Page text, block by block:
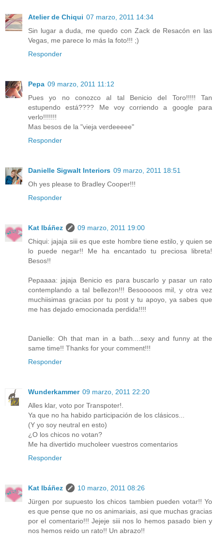
Atelier de Chiqui 07 marzo, 2011 14:34
Sin lugar a duda, me quedo con Zack de Resacón en las
Vegas, me parece lo más la foto!!! ;)
Responder
Pepa 09 marzo, 2011 11:12
Pues yo no conozco al tal Benicio del Toro!!!!! Tan
estupendo está???? Me voy corriendo a google para
verlo!!!!!!!
Mas besos de la "vieja verdeeeee"
Responder
Danielle Sigwalt Interiors 09 marzo, 2011 18:51
Oh yes please to Bradley Cooper!!!
Responder
Kat Ibáñez
09 marzo, 2011 19:00
Chiqui: jajaja siii es que este hombre tiene estilo, y quien se
lo puede negar!! Me ha encantado tu preciosa libreta!
Besos!!
Pepaaaa: jajaja Benicio es para buscarlo y pasar un rato
contemplando a tal bellezon!!! Besooooos mil, y otra vez
muchiisimas gracias por tu post y tu apoyo, ya sabes que
me has dejado emocionada perdida!!!!
Danielle: Oh that man in a bath....sexy and funny at the
same time!! Thanks for your comment!!!
Responder
Wunderkammer 09 marzo, 2011 22:20
Alles klar, voto por Transpoter!.
Ya que no ha habido participación de los clásicos...
(Y yo soy neutral en esto)
¿O los chicos no votan?
Me ha divertido mucholeer vuestros comentarios
Responder
Kat Ibáñez
10 marzo, 2011 08:26
Jürgen por supuesto los chicos tambien pueden votar!! Yo
es que pense que no os animariais, asi que muchas gracias
por el comentario!!! Jejeje siii nos lo hemos pasado bien y
nos hemos reido un rato!! Un abrazo!!